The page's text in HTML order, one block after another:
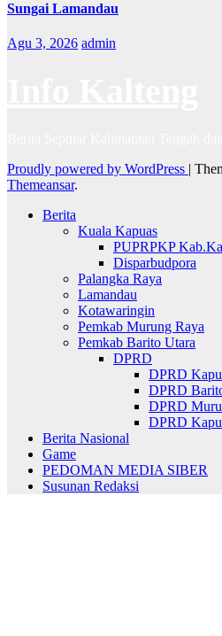
Sungai Lamandau
Agu 3, 2026 admin
Proudly powered by WordPress |
Themeansar.
Berita
Kuala Kapuas
PUPRPKP
Disparbudpora
Palangka Raya
Lamandau
Kotawaringin
Pemkab Murung Raya
Pemkab Barito Utara
DPRD
DPRD
DPRD
DPRD
DPRD
Berita Nasional
Game
PEDOMAN MEDIA SIBER
Susunan Redaksi